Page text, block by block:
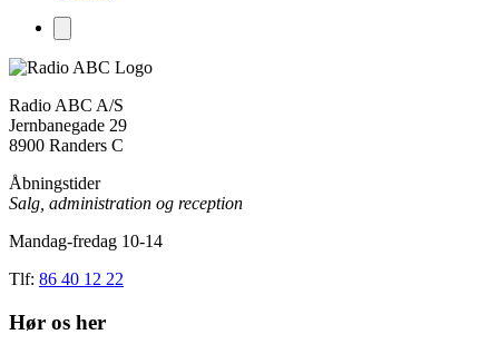
Radio ABC A/S
Jernbanegade 29
8900 Randers C
Åbningstider
Salg, administration og reception
Mandag-fredag 10-14
Tlf: 86 40 12 22
Hør os her